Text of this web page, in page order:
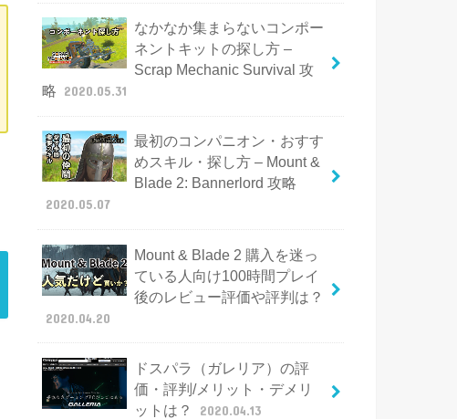
なかなか集まらないコンポー
ネントキットの探し方 –
Scrap Mechanic Survival 攻
略 2020.05.31
最初のコンパニオン・おすす
めスキル・探し方 – Mount &
Blade 2: Bannerlord 攻略
2020.05.07
Mount & Blade 2 購入を迷っ
ている人向け100時間プレイ
後のレビュー評価や評判は？
2020.04.20
ドスパラ（ガレリア）の評
価・評判/メリット・デメリ
ットは？
2020.04.13